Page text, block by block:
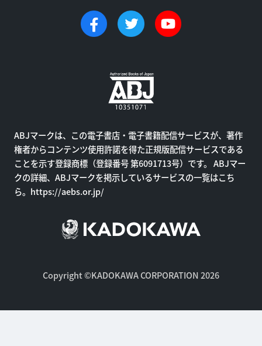
ABJマークは、この電子書店・電子書籍配信サービスが、著作
権者からコンテンツ使用許諾を得た正規版配信サービスである
ことを示す登録商標（登録番号 第6091713号）です。 ABJマー
クの詳細、ABJマークを掲示しているサービスの一覧はこち
ら。 https://aebs.or.jp/
Copyright ©KADOKAWA CORPORATION 2026